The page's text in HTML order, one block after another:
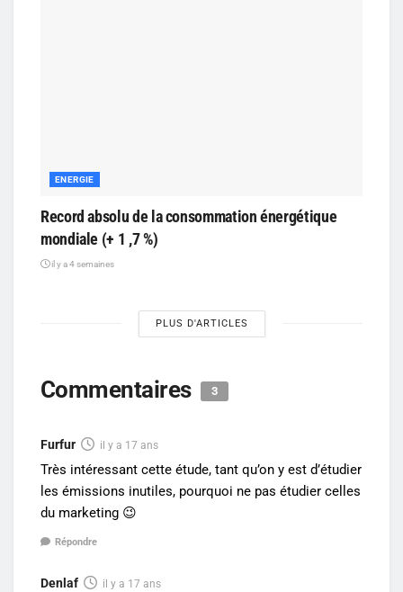
ENERGIE
Record absolu de la consommation énergétique
mondiale (+ 1 ,7 %)
il y a 4 semaines
PLUS D'ARTICLES
Commentaires 3
Furfur il y a 17 ans
Très intéressant cette étude, tant qu’on y est d’étudier
les émissions inutiles, pourquoi ne pas étudier celles
du marketing 😉
Répondre
Denlaf il y a 17 ans